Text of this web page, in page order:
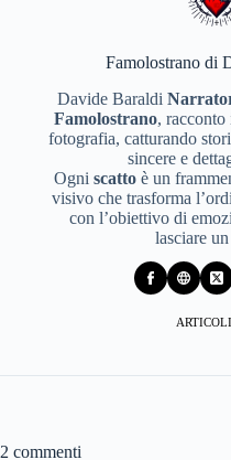
Famolostrano di
Davide Baraldi
Famolostrano, racconto
fotografia, catturando
sincere e
Ogniscatto è un
visivo che trasforma
con l’obiettivo di
lasciare
2 commenti